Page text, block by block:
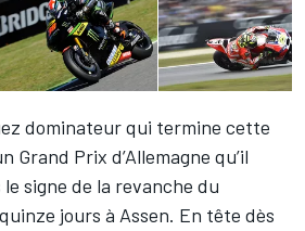
dominateurqui termine cette
Grand Prix d’Allemagne qu’il
signe de la revanche du
jours à Assen. En tête dès